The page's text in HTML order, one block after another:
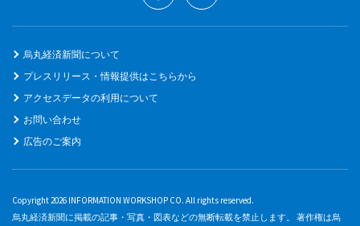
烏丸経済新聞について
プレスリリース・情報提供はこちらから
アクセスデータの利用について
お問い合わせ
広告のご案内
Copyright 2026 INFORMATION WORKSHOP CO. All rights reserved.
烏丸経済新聞に掲載の記事・写真・図表などの無断転載を禁止します。 著作権は烏